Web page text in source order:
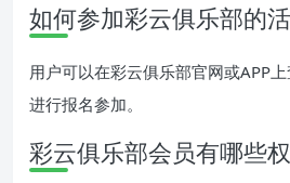
如何参加彩云俱乐部的
用户可以在彩云俱乐部官网或APP
进行报名参加。
彩云俱乐部会员有哪些